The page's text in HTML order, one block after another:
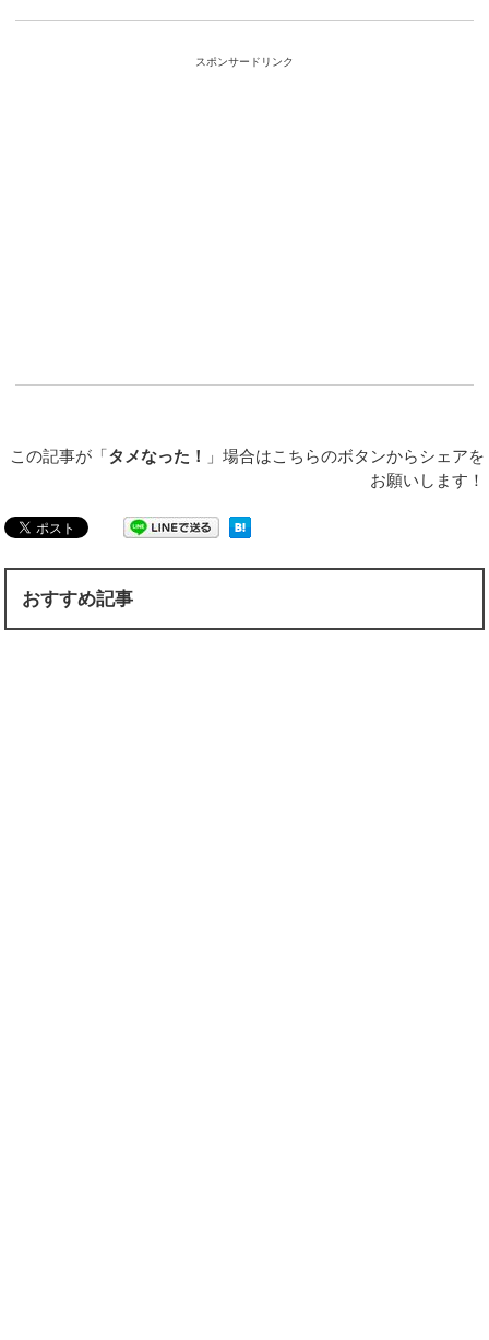
スポンサードリンク
この記事が「タメなった！
」場合はこちらのボタンからシェアを
お願いします！
おすすめ記事